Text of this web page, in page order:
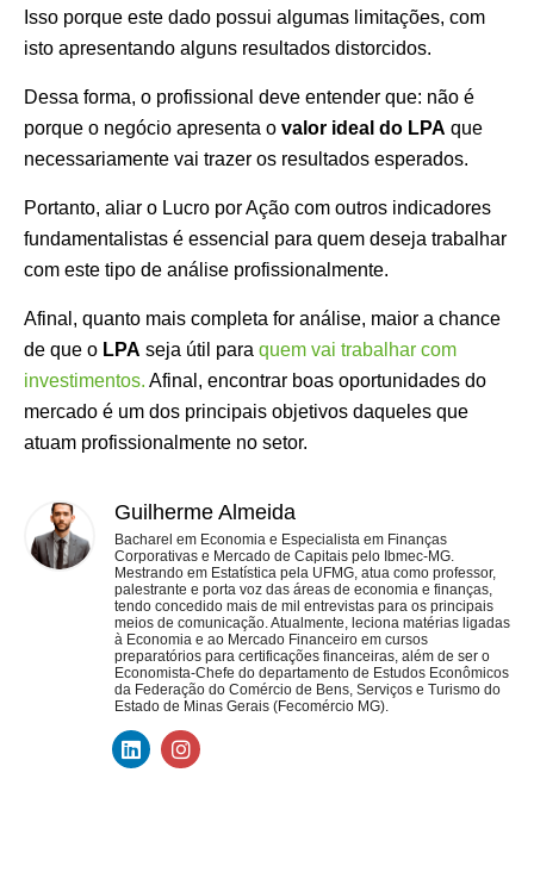
Isso porque este dado possui algumas limitações, com
isto apresentando alguns resultados distorcidos.
Dessa forma, o profissional deve entender que: não é
porque o negócio apresenta o valor ideal do LPA que
necessariamente vai trazer os resultados esperados.
Portanto, aliar o Lucro por Ação com outros indicadores
fundamentalistas é essencial para quem deseja trabalhar
com este tipo de análise profissionalmente.
Afinal, quanto mais completa for análise, maior a chance
de que o LPA seja útil para quem vai trabalhar com
investimentos. Afinal, encontrar boas oportunidades do
mercado é um dos principais objetivos daqueles que
atuam profissionalmente no setor.
Guilherme Almeida
Bacharel em Economia e Especialista em Finanças
Corporativas e Mercado de Capitais pelo Ibmec-MG.
Mestrando em Estatística pela UFMG, atua como professor,
palestrante e porta voz das áreas de economia e finanças,
tendo concedido mais de mil entrevistas para os principais
meios de comunicação. Atualmente, leciona matérias ligadas
à Economia e ao Mercado Financeiro em cursos
preparatórios para certificações financeiras, além de ser o
Economista-Chefe do departamento de Estudos Econômicos
da Federação do Comércio de Bens, Serviços e Turismo do
Estado de Minas Gerais (Fecomércio MG).